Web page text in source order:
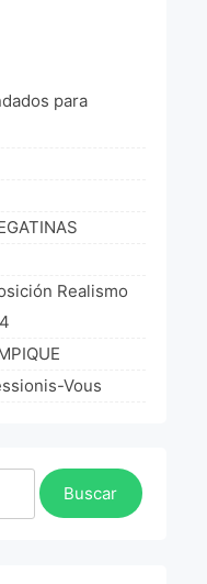
ton miroir” «A
2019
para
Realismo
Vous